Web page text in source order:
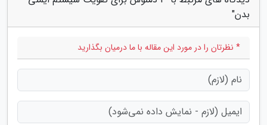
بدن"
* نظرتان را در مورد این مقاله با ما درمیان بگذارید